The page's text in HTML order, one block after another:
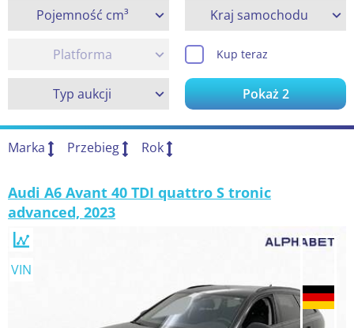
Pojemność cm³ Kraj samochodu
Platforma Kup teraz
Typ aukcji Pokaż2
Marka Przebieg Rok
Audi A6 Avant 40 TDI quattro S tronic
advanced, 2023
VIN